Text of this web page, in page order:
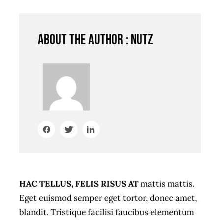
About the author : nutz
HAC TELLUS, FELIS RISUS ATmattis mattis.
Eget euismod semper eget tortor, donec amet,
blandit. Tristique facilisi faucibus elementum